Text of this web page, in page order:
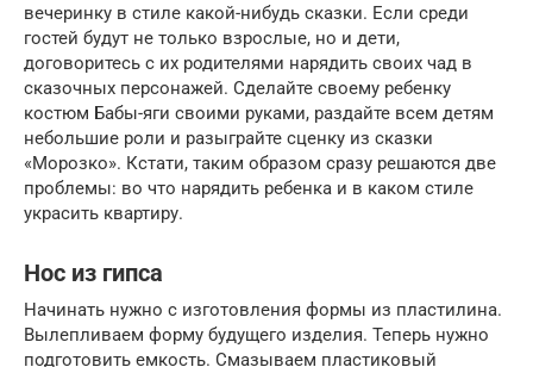
вечеринку в стиле какой-нибудь сказки. Если среди
гостей будут не только взрослые, но и дети,
договоритесь с их родителями нарядить своих чад в
сказочных персонажей. Сделайте своему ребенку
костюм Бабы-яги своими руками, раздайте всем детям
небольшие роли и разыграйте сценку из сказки
«Морозко». Кстати, таким образом сразу решаются две
проблемы: во что нарядить ребенка и в каком стиле
украсить квартиру.
Нос из гипса
Начинать нужно с изготовления формы из пластилина.
Вылепливаем форму будущего изделия. Теперь нужно
подготовить емкость. Смазываем пластиковый